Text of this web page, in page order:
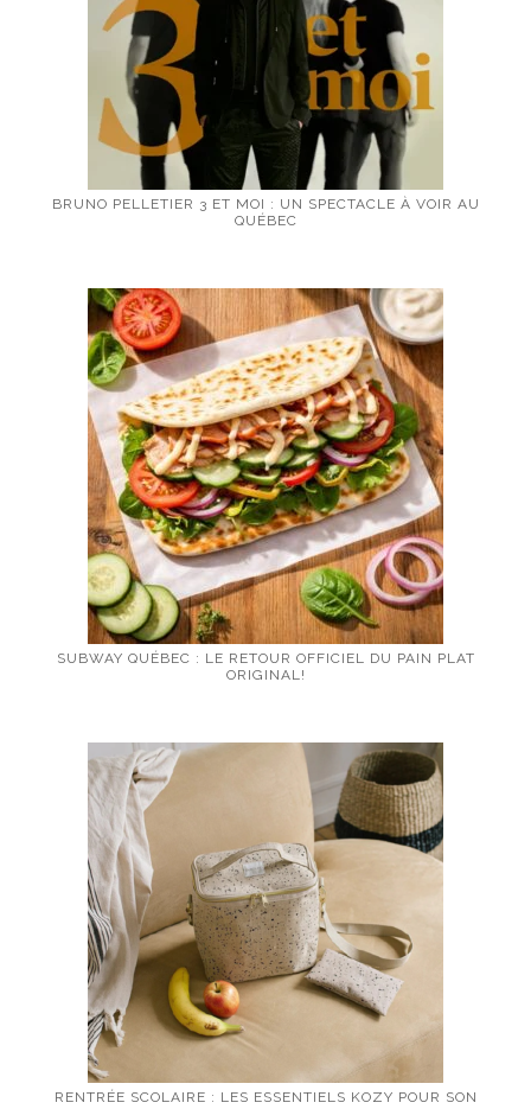
BRUNO PELLETIER 3 ET MOI : UN SPECTACLE À VOIR AU
QUÉBEC
SUBWAY QUÉBEC : LE RETOUR OFFICIEL DU PAIN PLAT
ORIGINAL!
RENTRÉE SCOLAIRE : LES ESSENTIELS KOZY POUR SON